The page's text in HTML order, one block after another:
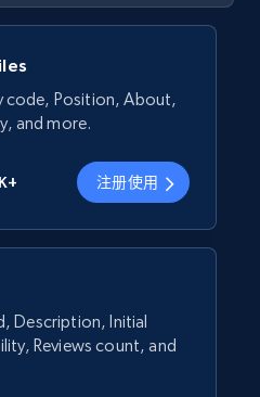
code, Position, About,
and more.
注册使用
Description, Initial
Reviews count, and